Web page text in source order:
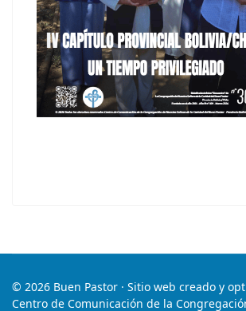
© 2026 Buen Pastor · Sitio web creado y
Centro de Comunicación de la